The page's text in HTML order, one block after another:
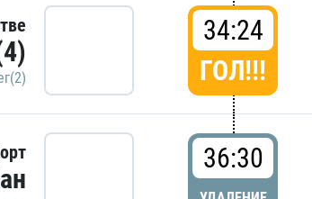
34:24
ГОЛ!!!
36:30